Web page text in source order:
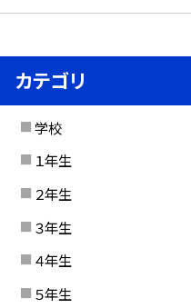
カテゴリ
学校
１年生
２年生
３年生
４年生
５年生